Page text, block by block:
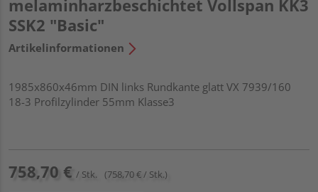
melaminharzbeschichtet Vollspan KK3
SSK2 "Basic"
Artikelinformationen
1985x860x46mm DIN links Rundkante glatt VX 7939/160
18-3 Profilzylinder 55mm Klasse3
758,70 € / Stk. (758,70 € / Stk.)